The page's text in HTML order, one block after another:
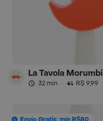
La Tavola Morumbi
32 min · R$ 9,99